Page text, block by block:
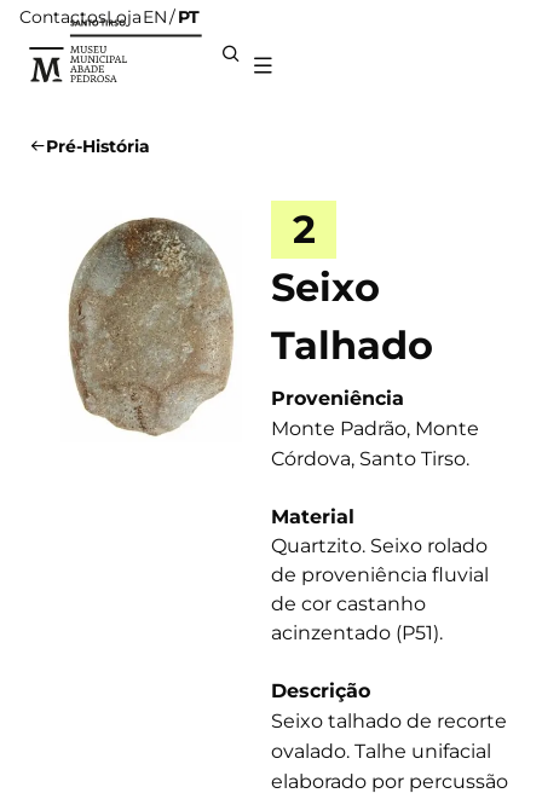
ContactosLojaEN PT
Pré-História
2
Seixo
Talhado
Proveniência
Monte Padrão, Monte
Córdova, Santo Tirso.
Material
Quartzito. Seixo rolado
de proveniência fluvial
de cor castanho
acinzentado (P51).
Descrição
Seixo talhado de recorte
ovalado. Talhe unifacial
elaborado por percussão